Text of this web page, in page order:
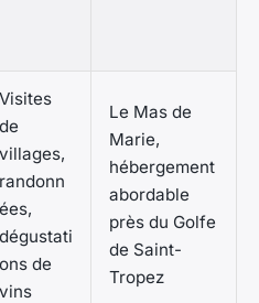
Visites
de
villages,
randonn
ées,
dégustati
ons de
vins
Le Mas de
Marie,
hébergement
abordable
près du Golfe
de Saint-
Tropez